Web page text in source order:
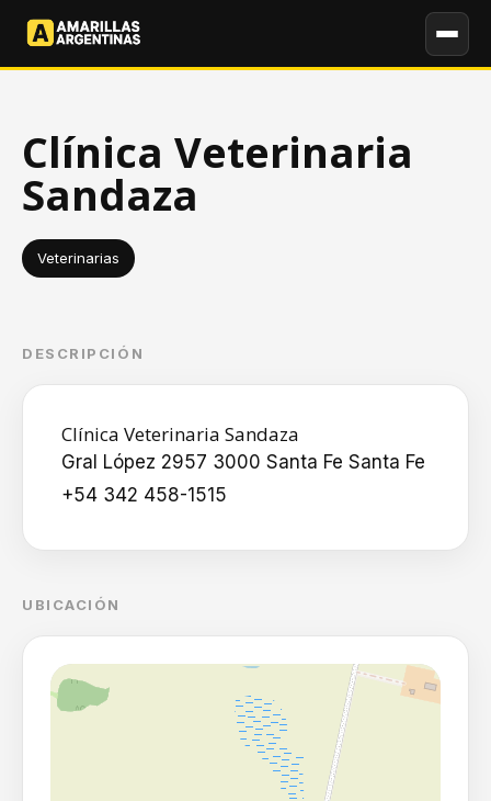
Clínica Veterinaria
Sandaza
Veterinarias
DESCRIPCIÓN
Clínica Veterinaria Sandaza
Gral López 2957 3000 Santa Fe Santa Fe
+54 342 458-1515
UBICACIÓN